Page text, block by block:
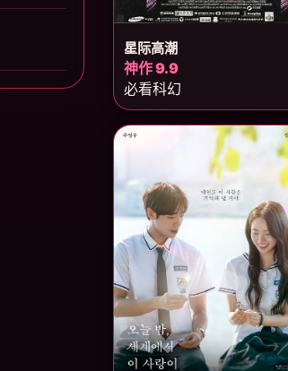
星际高潮
神作 9.9
必看科幻